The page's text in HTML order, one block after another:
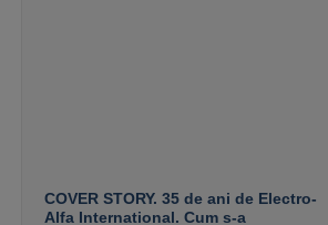
COVER STORY. 35 de ani de Electro-
Alfa International. Cum s-a